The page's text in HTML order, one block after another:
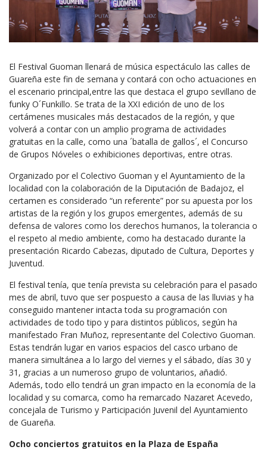
El Festival Guoman llenará de música espectáculo las calles de
Guareña este fin de semana y contará con ocho actuaciones en
el escenario principal,entre las que destaca el grupo sevillano de
funky O´Funkillo. Se trata de la XXI edición de uno de los
certámenes musicales más destacados de la región, y que
volverá a contar con un amplio programa de actividades
gratuitas en la calle, como una ´batalla de gallos´, el Concurso
de Grupos Nóveles o exhibiciones deportivas, entre otras.
Organizado por el Colectivo Guoman y el Ayuntamiento de la
localidad con la colaboración de la Diputación de Badajoz, el
certamen es considerado “un referente” por su apuesta por los
artistas de la región y los grupos emergentes, además de su
defensa de valores como los derechos humanos, la tolerancia o
el respeto al medio ambiente, como ha destacado durante la
presentación Ricardo Cabezas, diputado de Cultura, Deportes y
Juventud.
El festival tenía, que tenía prevista su celebración para el pasado
mes de abril, tuvo que ser pospuesto a causa de las lluvias y ha
conseguido mantener intacta toda su programación con
actividades de todo tipo y para distintos públicos, según ha
manifestado Fran Muñoz, representante del Colectivo Guoman.
Estas tendrán lugar en varios espacios del casco urbano de
manera simultánea a lo largo del viernes y el sábado, días 30 y
31, gracias a un numeroso grupo de voluntarios, añadió.
Además, todo ello tendrá un gran impacto en la economía de la
localidad y su comarca, como ha remarcado Nazaret Acevedo,
concejala de Turismo y Participación Juvenil del Ayuntamiento
de Guareña.
Ocho conciertos gratuitos en la Plaza de España